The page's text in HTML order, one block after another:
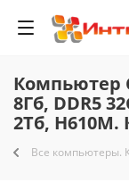
Компьютер
8Гб, DDR5
2Тб, H610M.
Все компьютеры.